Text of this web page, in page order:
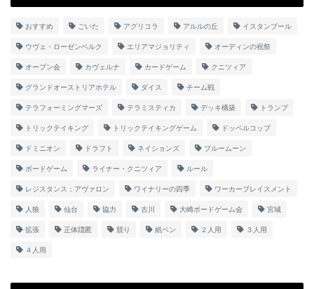
おすすめ ごいた アグリコラ アルルの丘 イスタンブール
ウヴェ・ローゼンベルク エリアマジョリティ オーディンの祝祭
オープン会 カヴェルナ カードゲーム クニツィア
グランドオーストリアホテル ダイス チーム戦
テラフォーミングマーズ テラミスティカ デッキ構築 トランプ
トリックテイキング トリックテイキングゲーム ドッペルコップ
ドミニオン ドラフト ネイションズ ブルームーン
ボードゲーム ライナー・クニツィア ルール
レジスタンス：アヴァロン ワイナリーの四季 ワーカープレイスメント
人狼 仙台 協力 古川 大崎ボードゲーム会 宮城
拡張 正体隠匿 競り 紙ペン ２人用 ３人用
４人用